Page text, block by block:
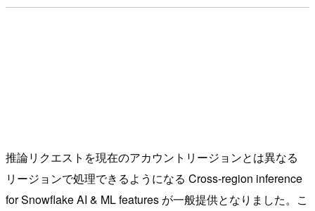
推論リクエストを現在のアカウントリージョンとは異なる
リージョンで処理できるようになる Cross-region inference
for Snowflake AI & ML features が一般提供となりました。こ